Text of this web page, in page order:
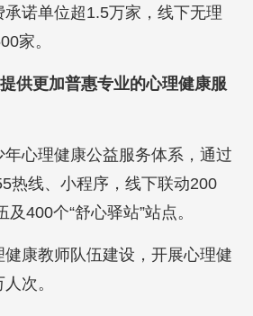
承诺单位超1.5万家，线下无理
家。
供更加普惠专业的心理健康服
年心理健康公益服务体系，通过
热线、小程序，线下联动200
400个“舒心驿站”站点。
健康教师队伍建设，开展心理健
次。